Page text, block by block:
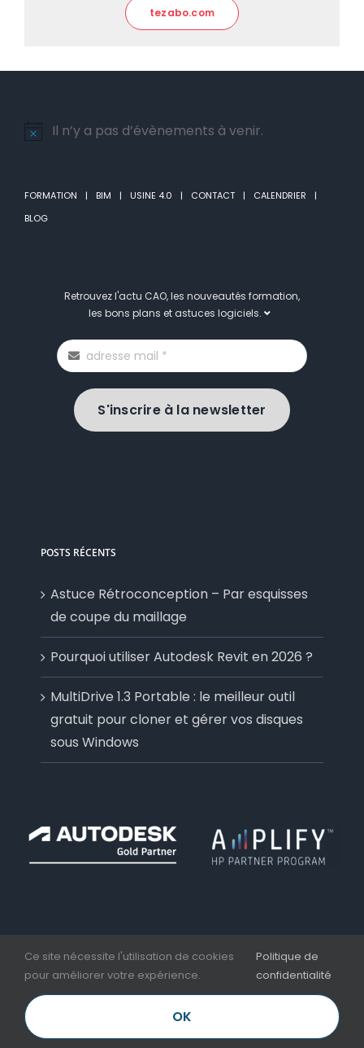
tezabo.com
Notice
Il n’y a pas d’évènements à venir.
FORMATION BIM USINE 4.0 CONTACT
CALENDRIER
BLOG
Retrouvez l'actu CAO, les nouveautés formation,
les bons plans et astuces logiciels.
S'inscrire à la newsletter
POSTS RÉCENTS
Astuce Rétroconception – Par esquisses
de coupe du maillage
Pourquoi utiliser Autodesk Revit en 2026 ?
MultiDrive 1.3 Portable : le meilleur outil
gratuit pour cloner et gérer vos disques
sous Windows
LinkedInFacebookYouTube
Ce site nécessite l'utilisation de cookies
pour améliorer votre expérience.
Politique de
confidentialité
OK